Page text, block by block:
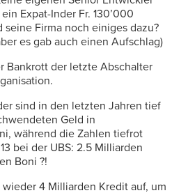
Expat-Inder Fr. 130’000
seine Firma noch einiges dazu?
es gab auch einen Aufschlag)
Bankrott der letzte Abschalter
sind in den letzten Jahren tief
Geld in
während die Zahlen tiefrot
bei der UBS: 2.5 Milliarden
Boni ?!
4 Milliarden Kredit auf, um